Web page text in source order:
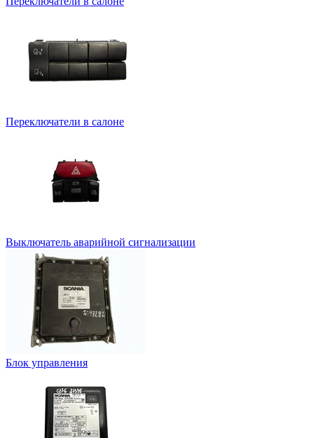
Переключатели в салоне
Выключатель аварийной сигнализации
Блок управления